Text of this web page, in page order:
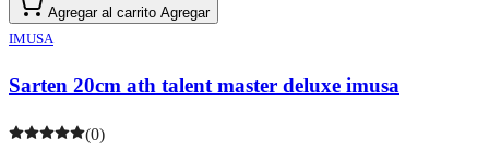
Agregar al carrito Agregar
IMUSA
Sarten 20cm ath talent master deluxe imusa
(0)